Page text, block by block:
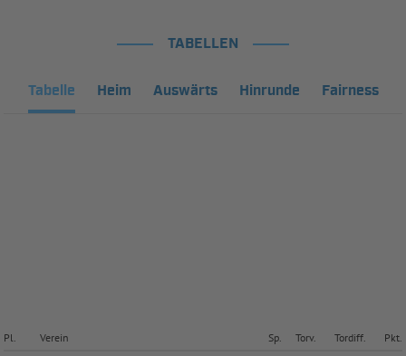
TABELLEN
Tabelle Heim Auswärts Hinrunde Fairness
Pl. Verein Sp. Torv. Tordiff. Pkt.